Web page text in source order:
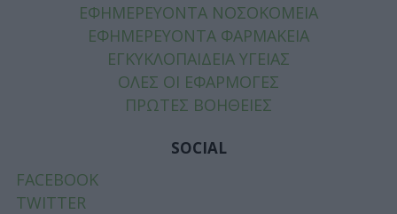
ΕΦΗΜΕΡΕΥΟΝΤΑ ΝΟΣΟΚΟΜΕΙΑ
ΕΦΗΜΕΡΕΥΟΝΤΑ ΦΑΡΜΑΚΕΙΑ
ΕΓΚΥΚΛΟΠΑΙΔΕΙΑ ΥΓΕΙΑΣ
ΟΛΕΣ ΟΙ ΕΦΑΡΜΟΓΕΣ
ΠΡΩΤΕΣ ΒΟΗΘΕΙΕΣ
SOCIAL
FACEBOOK
TWITTER